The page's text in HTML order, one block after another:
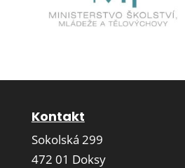
Kontakt
Sokolská 299
472 01 Doksy